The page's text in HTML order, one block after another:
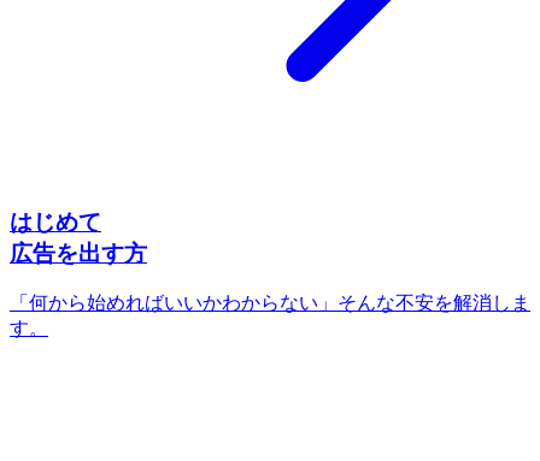
はじめて
広告を出す方
「何から始めればいいかわからない」そんな不安を解消しま
す。